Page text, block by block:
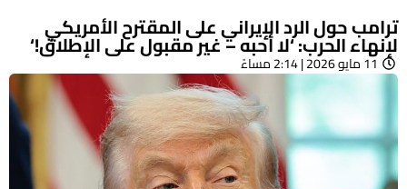
ترامب حول الرد الإيراني على المقترح الأمريكي
لإنهاء الحرب: ‘لا أحبه – غير مقبول على الإطلاق!‘
11 مايو 2026 | 2:14 مساءً